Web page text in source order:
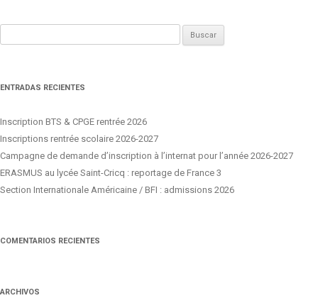
ENTRADAS RECIENTES
Inscription BTS & CPGE rentrée 2026
Inscriptions rentrée scolaire 2026-2027
Campagne de demande d’inscription à l’internat pour l’année 2026-2027
ERASMUS au lycée Saint-Cricq : reportage de France 3
Section Internationale Américaine / BFI : admissions 2026
COMENTARIOS RECIENTES
ARCHIVOS